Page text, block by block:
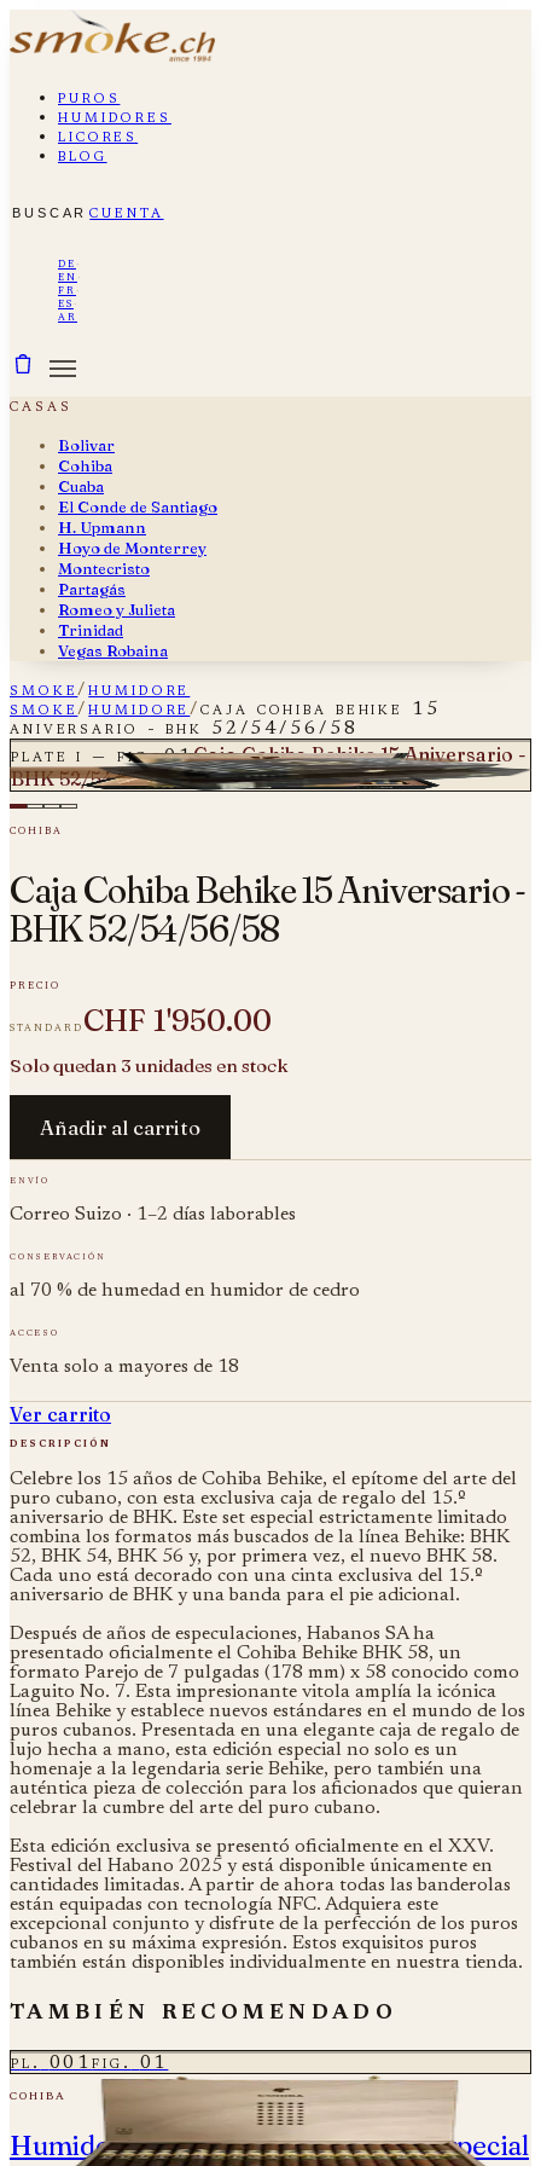
puros
humidores
licores
blog
buscar cuenta
de ·
en ·
fr ·
es ·
ar
casas
Bolivar
Cohiba
Cuaba
El Conde de Santiago
H. Upmann
Hoyo de Monterrey
Montecristo
Partagás
Romeo y Julieta
Trinidad
Vegas Robaina
smoke/humidore
smoke/humidore/caja cohiba behike 15
aniversario - bhk 52/54/56/58
plate i — fig. 01Caja Cohiba Behike 15 Aniversario -
BHK 52/54/56/58
cohiba
Caja Cohiba Behike 15 Aniversario -
BHK 52/54/56/58
precio
standard CHF 1'950.00
Solo quedan 3 unidades en stock
Añadir al carrito
envío
Correo Suizo · 1–2 días laborables
conservación
al 70 % de humedad en humidor de cedro
acceso
Venta solo a mayores de 18
Ver carrito
descripción
Celebre los 15 años de Cohiba Behike, el epítome del arte del
puro cubano, con esta exclusiva caja de regalo del 15.º
aniversario de BHK. Este set especial estrictamente limitado
combina los formatos más buscados de la línea Behike: BHK
52, BHK 54, BHK 56 y, por primera vez, el nuevo BHK 58.
Cada uno está decorado con una cinta exclusiva del 15.º
aniversario de BHK y una banda para el pie adicional.
Después de años de especulaciones, Habanos SA ha
presentado oficialmente el Cohiba Behike BHK 58, un
formato Parejo de 7 pulgadas (178 mm) x 58 conocido como
Laguito No. 7. Esta impresionante vitola amplía la icónica
línea Behike y establece nuevos estándares en el mundo de los
puros cubanos. Presentada en una elegante caja de regalo de
lujo hecha a mano, esta edición especial no solo es un
homenaje a la legendaria serie Behike, pero también una
auténtica pieza de colección para los aficionados que quieran
celebrar la cumbre del arte del puro cubano.
Esta edición exclusiva se presentó oficialmente en el XXV.
Festival del Habano 2025 y está disponible únicamente en
cantidades limitadas. A partir de ahora todas las banderolas
están equipadas con tecnología NFC. Adquiera este
excepcional conjunto y disfrute de la perfección de los puros
cubanos en su máxima expresión. Estos exquisitos puros
también están disponibles individualmente en nuestra tienda.
también recomendado
pl. 001fig. 01
cohiba
Humidor Cohiba Behike - Edición Especial